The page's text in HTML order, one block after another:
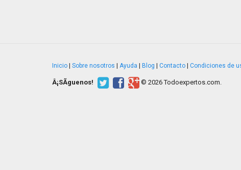
Inicio Sobre nosotros Ayuda Blog Contacto Condiciones de
Â¡SÃ­guenos! © 2026 Todoexpertos.com.